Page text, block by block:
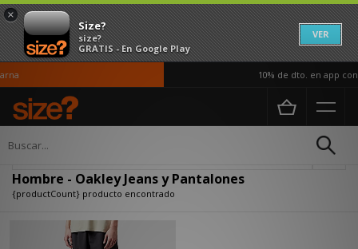
×
Size?
size?
GRATIS - En Google Play
VER
10% de dto. en app con
Página principal
Hombre - Oakley Jeans y Pantalones
{productCount} producto encontrado